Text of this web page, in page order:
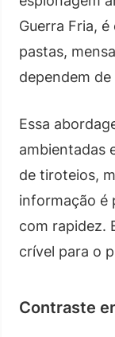
Guerra Fria,
pastas,
dependem
Essa
ambientadas
de tiroteios,
informação é
com rapidez.
crível para o
Contraste